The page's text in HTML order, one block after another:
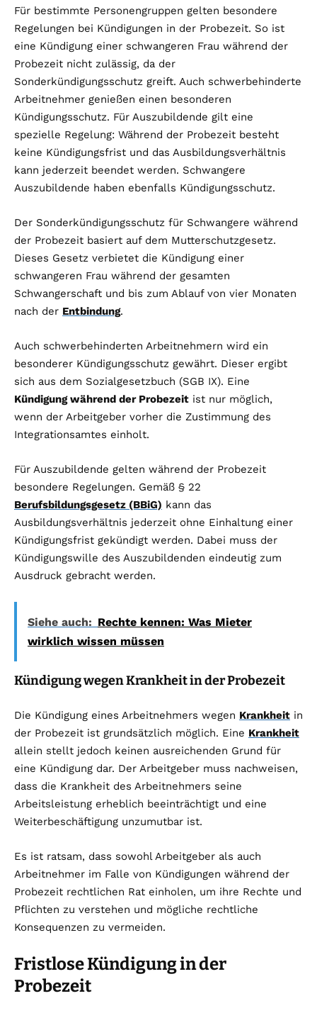
Für bestimmte Personengruppen gelten besondere
Regelungen bei Kündigungen in der Probezeit. So ist
eine Kündigung einer schwangeren Frau während der
Probezeit nicht zulässig, da der
Sonderkündigungsschutz greift. Auch schwerbehinderte
Arbeitnehmer genießen einen besonderen
Kündigungsschutz. Für Auszubildende gilt eine
spezielle Regelung: Während der Probezeit besteht
keine Kündigungsfrist und das Ausbildungsverhältnis
kann jederzeit beendet werden. Schwangere
Auszubildende haben ebenfalls Kündigungsschutz.
Der Sonderkündigungsschutz für Schwangere während
der Probezeit basiert auf dem Mutterschutzgesetz.
Dieses Gesetz verbietet die Kündigung einer
schwangeren Frau während der gesamten
Schwangerschaft und bis zum Ablauf von vier Monaten
nach der Entbindung.
Auch schwerbehinderten Arbeitnehmern wird ein
besonderer Kündigungsschutz gewährt. Dieser ergibt
sich aus dem Sozialgesetzbuch (SGB IX). Eine
Kündigung während der Probezeit ist nur möglich,
wenn der Arbeitgeber vorher die Zustimmung des
Integrationsamtes einholt.
Für Auszubildende gelten während der Probezeit
besondere Regelungen. Gemäß § 22
Berufsbildungsgesetz (BBiG) kann das
Ausbildungsverhältnis jederzeit ohne Einhaltung einer
Kündigungsfrist gekündigt werden. Dabei muss der
Kündigungswille des Auszubildenden eindeutig zum
Ausdruck gebracht werden.
Siehe auch: Rechte kennen: Was Mieter
wirklich wissen müssen
Kündigung wegen Krankheit in der Probezeit
Die Kündigung eines Arbeitnehmers wegen Krankheit in
der Probezeit ist grundsätzlich möglich. Eine Krankheit
allein stellt jedoch keinen ausreichenden Grund für
eine Kündigung dar. Der Arbeitgeber muss nachweisen,
dass die Krankheit des Arbeitnehmers seine
Arbeitsleistung erheblich beeinträchtigt und eine
Weiterbeschäftigung unzumutbar ist.
Es ist ratsam, dass sowohl Arbeitgeber als auch
Arbeitnehmer im Falle von Kündigungen während der
Probezeit rechtlichen Rat einholen, um ihre Rechte und
Pflichten zu verstehen und mögliche rechtliche
Konsequenzen zu vermeiden.
Fristlose Kündigung in der
Probezeit